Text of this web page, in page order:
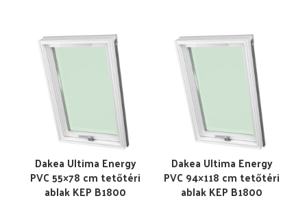
Dakea Ultima Energy
PVC 55×78 cm tetőtéri
ablak KEP B1800
Dakea Ultima Energy
PVC 94×118 cm tetőtéri
ablak KEP B1800